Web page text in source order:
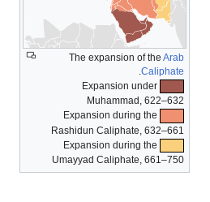
The expansion of the Arab
Caliphate
Expansion under
Muhammad, 622–632
Expansion during the
Rashidun Caliphate, 632–661
Expansion during the
Umayyad Caliphate, 661–750